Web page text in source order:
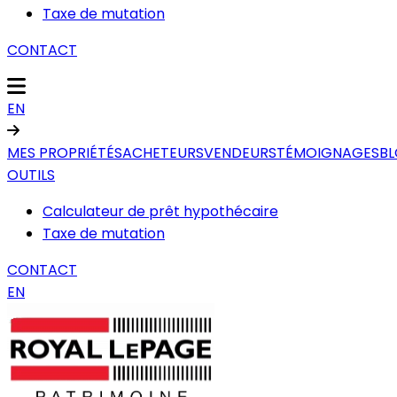
Taxe de mutation
CONTACT
EN
MES PROPRIÉTÉSACHETEURSVENDEURSTÉMOIGNAGES
OUTILS
Calculateur de prêt hypothécaire
Taxe de mutation
CONTACT
EN